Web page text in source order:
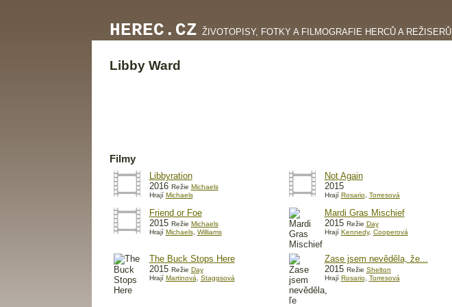
HEREC.CZ ŽIVOTOPISY, FOTKY A FILMOGRAFIE HERCŮ A REŽISERŮ
Libby Ward
Filmy
Libbyration
2016 Režie Michaels
Hrají Michaels
Not Again
2015
Hrají Rosario, Torresová
Friend or Foe
2015 Režie Michaels
Hrají Michaels, Williams
Mardi Gras Mischief
2015 Režie Day
Hrají Kennedy, Cooperová
The Buck Stops Here
2015 Režie Day
Hrají Martinová Staggsová
Zase jsem nevěděla, že...
2015 Režie Shelton
Hrají Rosario, Torresová